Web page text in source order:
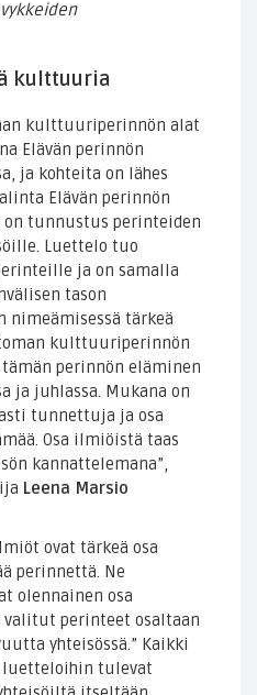
kulttuuria
kulttuuriperinnön alat
Elävän perinnön
ja kohteita on lähes
Elävän perinnön
tunnustus perinteiden
Luettelo tuo
ja on samalla
tason
tärkeä
kulttuuriperinnön
perinnön eläminen
ja juhlassa. Mukana on
tunnettuja ja osa
Osa ilmiöistä taas
kannattelemana”,
Leena Marsio
ovat tärkeä osa
perinnettä. Ne
olennainen osa
perinteet osaltaan
yhteisössä.” Kaikki
tulevat